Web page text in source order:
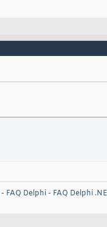
- FAQ Delphi- FAQ Delphi